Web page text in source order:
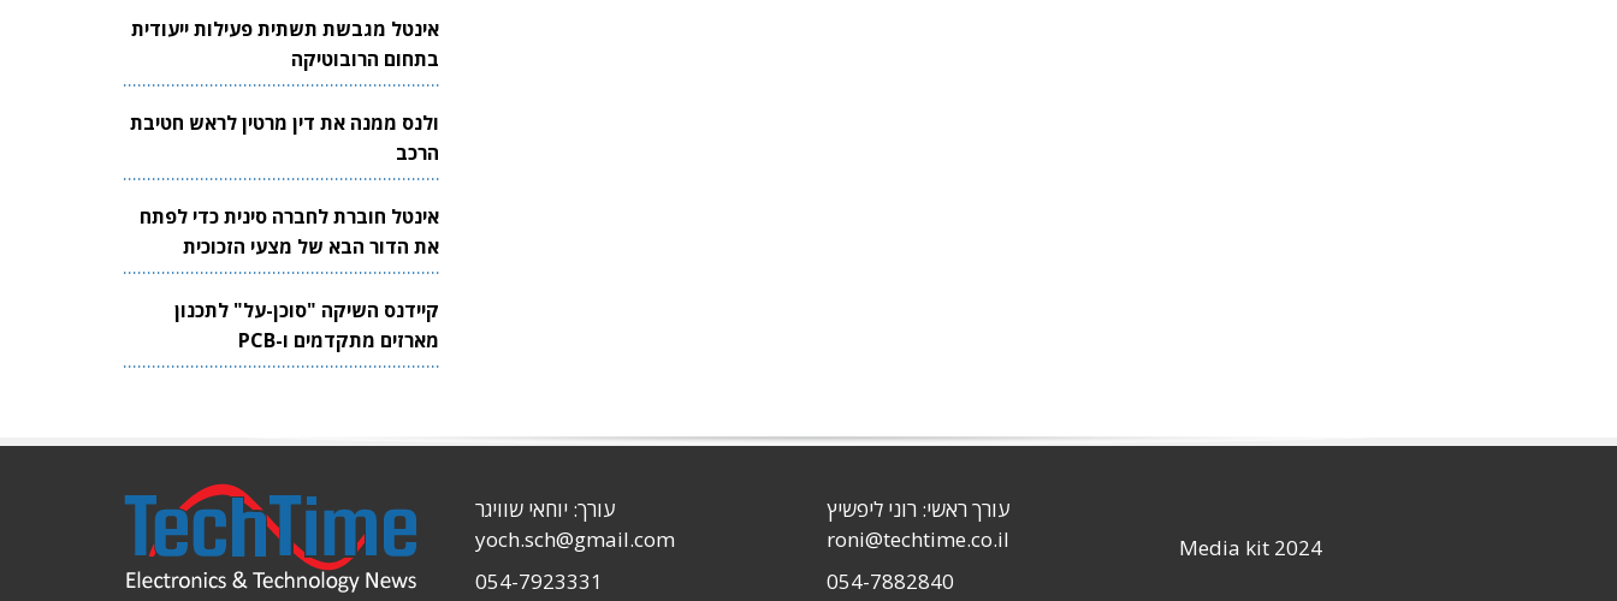
אינטל מגבשת תשתית פעילות ייעודית
בתחום הרובוטיקה
ולנס ממנה את דין מרטין לראש חטיבת
הרכב
אינטל חוברת לחברה סינית כדי לפתח
את הדור הבא של מצעי הזכוכית
לשבבים
קיידנס השיקה "סוכן-על" לתכנון
מארזים מתקדמים ו-PCB
Media kit 2024
עורך ראשי: רוני ליפשיץ
roni@techtime.co.il
054-7882840
עורך: יוחאי שוויגר
yoch.sch@gmail.com
054-7923331